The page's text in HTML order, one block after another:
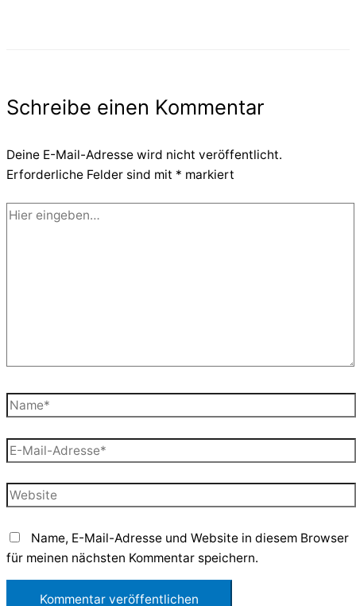
Schreibe einen Kommentar
Deine E-Mail-Adresse wird nicht veröffentlicht.
Erforderliche Felder sind mit * markiert
Hier
Name*
E-
Mail-
Adresse*
Website
Name, E-Mail-Adresse und Website in diesem Browser
für meinen nächsten Kommentar speichern.